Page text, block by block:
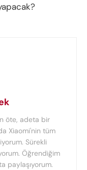
öte, adeta bir
Xiaomi'nin tüm
Sürekli
Öğrendiğim
paylaşıyorum.